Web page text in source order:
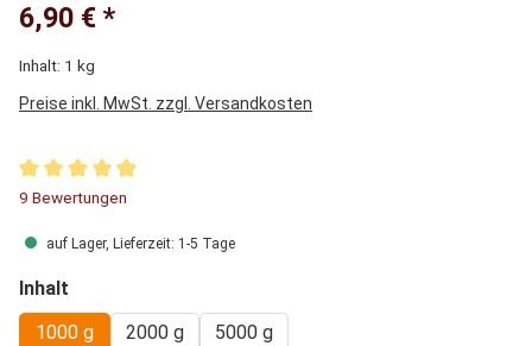
6,90 € *
Inhalt: 1 kg
Preise inkl. MwSt. zzgl. Versandkosten
Durchschnittliche Bewertung von 4.89 von 5 Sternen
9 Bewertungen
auf Lager, Lieferzeit: 1-5 Tage
Inhalt
1000 g
2000 g 5000 g